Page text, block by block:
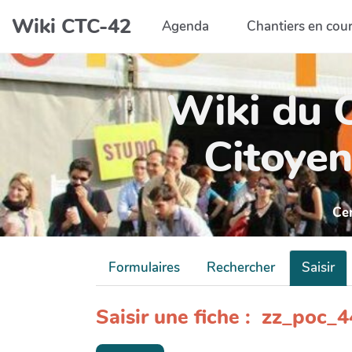
Aller au contenu principal
Wiki CTC-42 Agenda Chantiers en
Wiki du
Formulaires Rechercher Saisir
Saisir une fiche :